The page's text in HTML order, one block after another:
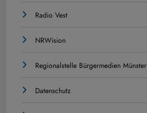
Radio Vest
NRWision
Regionalstelle Bürgermedien Münster
Datenschutz